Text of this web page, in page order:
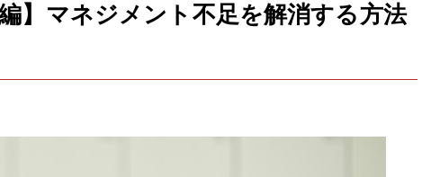
】マネジメント不足を解消する方法